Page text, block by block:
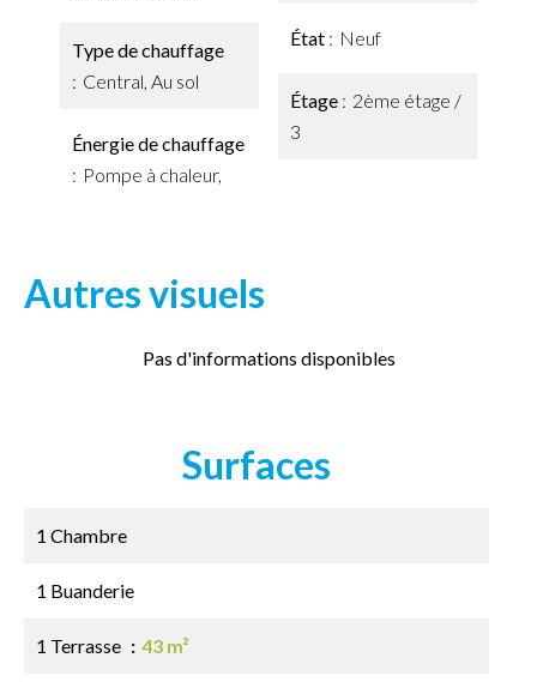
Type de chauffage
Central, Au sol
Énergie de chauffage
Pompe à chaleur,
État Neuf
Étage
2ème étage /
3
Autres visuels
Pas d'informations disponibles
Surfaces
1 Chambre
1 Buanderie
1 Terrasse 43 m²